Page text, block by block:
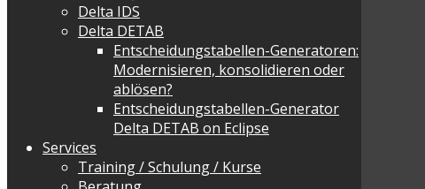
Delta IDS
Delta DETAB
Entscheidungstabellen-Generatoren:
Modernisieren, konsolidieren oder
ablösen?
Entscheidungstabellen-Generator
Delta DETAB on Eclipse
Services
Training / Schulung / Kurse